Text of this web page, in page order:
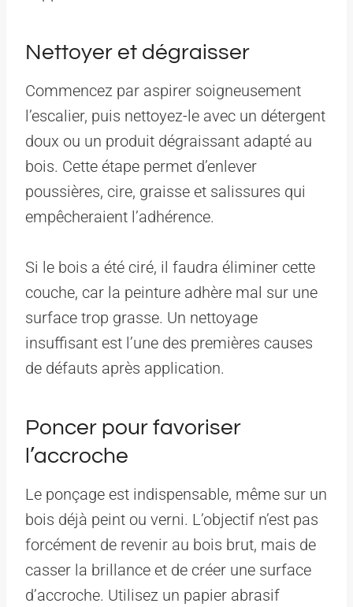
Nettoyer et dégraisser
Commencez par aspirer soigneusement
l’escalier, puis nettoyez-le avec un détergent
doux ou un produit dégraissant adapté au
bois. Cette étape permet d’enlever
poussières, cire, graisse et salissures qui
empêcheraient l’adhérence.
Si le bois a été ciré, il faudra éliminer cette
couche, car la peinture adhère mal sur une
surface trop grasse. Un nettoyage
insuffisant est l’une des premières causes
de défauts après application.
Poncer pour favoriser
l’accroche
Le ponçage est indispensable, même sur un
bois déjà peint ou verni. L’objectif n’est pas
forcément de revenir au bois brut, mais de
casser la brillance et de créer une surface
d’accroche. Utilisez un papier abrasif